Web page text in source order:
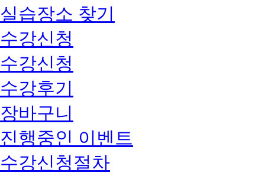
실습장소 찾기
수강신청
수강신청
수강후기
장바구니
진행중인 이벤트
수강신청절차